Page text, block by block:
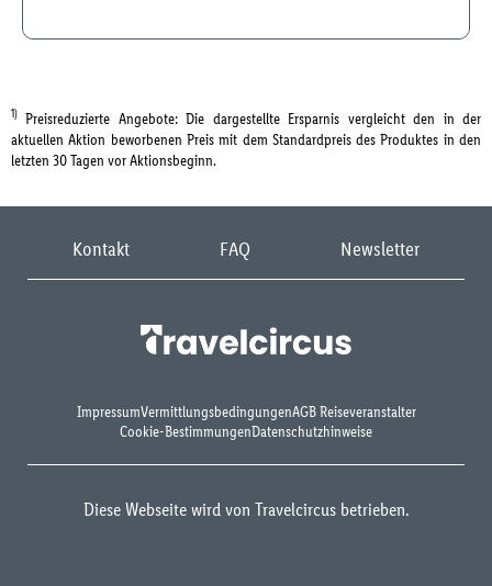
1) Preisreduzierte Angebote: Die dargestellte Ersparnis vergleicht den in der
aktuellen Aktion beworbenen Preis mit dem Standardpreis des Produktes in den
letzten 30 Tagen vor Aktionsbeginn.
Kontakt FAQ Newsletter
ImpressumVermittlungsbedingungenAGB Reiseveranstalter
Cookie-BestimmungenDatenschutzhinweise
Diese Webseite wird von Travelcircus betrieben.